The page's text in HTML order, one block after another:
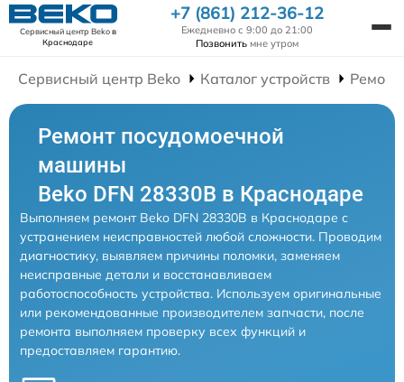
Сервисный центр Bekoв
Краснодаре
+7 (861) 212-36-12
Ежедневно с 9:00 до 21:00
Позвонить мне утром
Сервисный центр Beko Каталог устройств
Ремонт посудомоечной
машины
Beko DFN 28330B в Краснодаре
Выполняем ремонт Beko DFN 28330B в Краснодаре с
устранением неисправностей любой сложности. Проводим
диагностику, выявляем причины поломки, заменяем
неисправные детали и восстанавливаем
работоспособность устройства. Используем оригинальные
или рекомендованные производителем запчасти, после
ремонта выполняем проверку всех функций и
предоставляем гарантию.